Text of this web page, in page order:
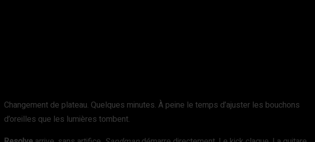
Changement de plateau. Quelques minutes. À peine le temps d’ajuster les bouchons
d’oreilles que les lumières tombent.